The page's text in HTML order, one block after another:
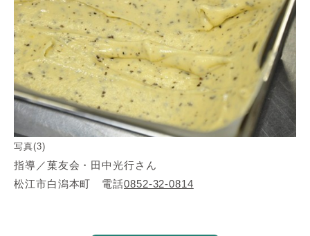
写真(3)
指導／菓友会・田中光行さん
松江市白潟本町 電話0852-32-0814